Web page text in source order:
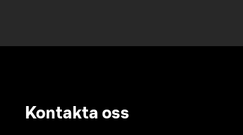
Kontakta oss